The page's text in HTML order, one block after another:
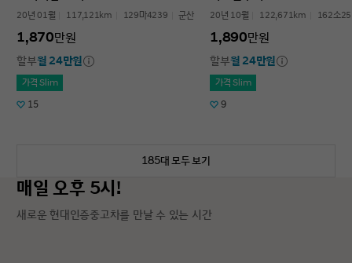
20년 01월 117,121km 129마4239 군산
1,870만원
할부월 24만원
가격 Slim
15
20년 10월 122,671km 162소
1,890만원
할부월 24만원
가격 Slim
9
185대 모두 보기
매일 오후 5시!
새로운 현대인증중고차를 만날 수 있는 시간